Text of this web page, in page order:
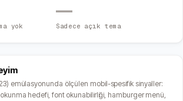
yok
—
Sadece açık tema
emülasyonunda ölçülen mobil-spesifik sinyaller:
hedefi, font okunabilirliği, hamburger menü,